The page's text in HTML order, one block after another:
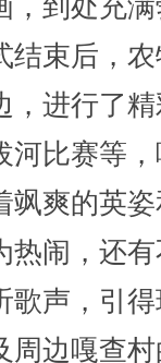
到处充满
结束后，
，进行了
河比赛等
飒爽的英
热闹，还
歌声，引
周边嘎查村